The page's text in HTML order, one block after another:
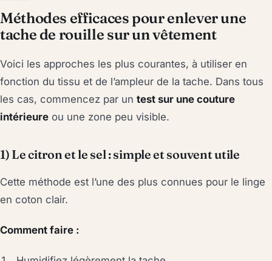
Méthodes efficaces pour enlever une
tache de rouille sur un vêtement
Voici les approches les plus courantes, à utiliser en
fonction du tissu et de l’ampleur de la tache. Dans tous
les cas, commencez par un test sur une couture
intérieure ou une zone peu visible.
1) Le citron et le sel : simple et souvent utile
Cette méthode est l’une des plus connues pour le linge
en coton clair.
Comment faire :